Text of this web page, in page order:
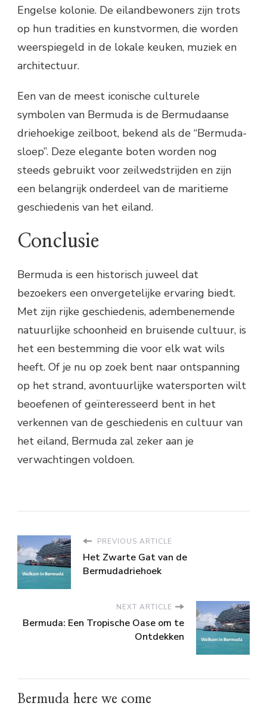
Engelse kolonie. De eilandbewoners zijn trots
op hun tradities en kunstvormen, die worden
weerspiegeld in de lokale keuken, muziek en
architectuur.
Een van de meest iconische culturele
symbolen van Bermuda is de Bermudaanse
driehoekige zeilboot, bekend als de “Bermuda-
sloep”. Deze elegante boten worden nog
steeds gebruikt voor zeilwedstrijden en zijn
een belangrijk onderdeel van de maritieme
geschiedenis van het eiland.
Conclusie
Bermuda is een historisch juweel dat
bezoekers een onvergetelijke ervaring biedt.
Met zijn rijke geschiedenis, adembenemende
natuurlijke schoonheid en bruisende cultuur, is
het een bestemming die voor elk wat wils
heeft. Of je nu op zoek bent naar ontspanning
op het strand, avontuurlijke watersporten wilt
beoefenen of geïnteresseerd bent in het
verkennen van de geschiedenis en cultuur van
het eiland, Bermuda zal zeker aan je
verwachtingen voldoen.
PREVIOUS ARTICLE
Het Zwarte Gat van de
Bermudadriehoek
NEXT ARTICLE
Bermuda: Een Tropische Oase om te
Ontdekken
Bermuda here we come